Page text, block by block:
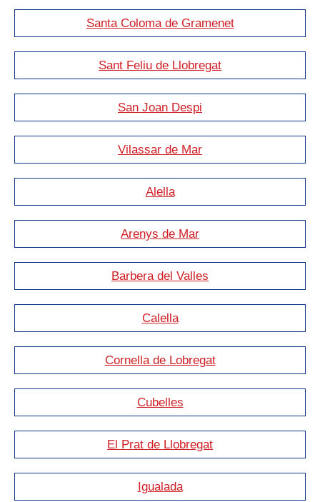
Santa Coloma de Gramenet
Sant Feliu de Llobregat
San Joan Despi
Vilassar de Mar
Alella
Arenys de Mar
Barbera del Valles
Calella
Cornella de Lobregat
Cubelles
El Prat de Llobregat
Igualada